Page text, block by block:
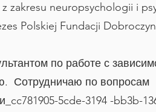
zakresu neuropsychologii i
Polskiej Fundacji
по работе с
Сотрудничаю по вопросам
5cde-3194 -bb3b-